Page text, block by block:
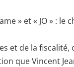
» et « JO » : le
et de la fiscalité,
que Vincent